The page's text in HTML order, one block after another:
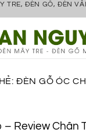
TRE, ĐÈN GỖ, ĐÈN
ĐÈN GỖ ÓC
– Review Chân